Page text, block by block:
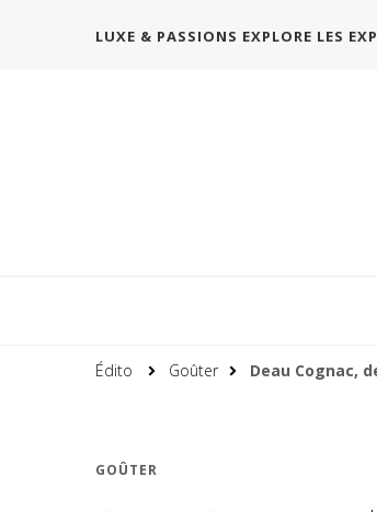
LUXE & PASSIONS EXPLORE LES
Édito Goûter Deau Cognac,
GOÛTER